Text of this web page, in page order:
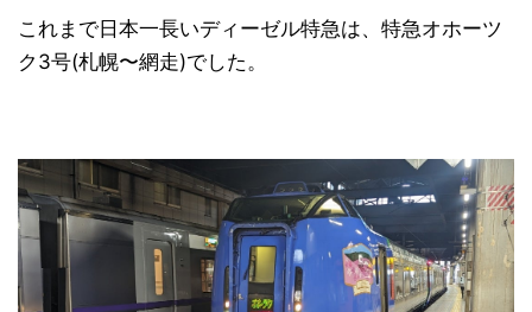
これまで日本一長いディーゼル特急は、特急オホーツ
ク3号(札幌〜網走)でした。